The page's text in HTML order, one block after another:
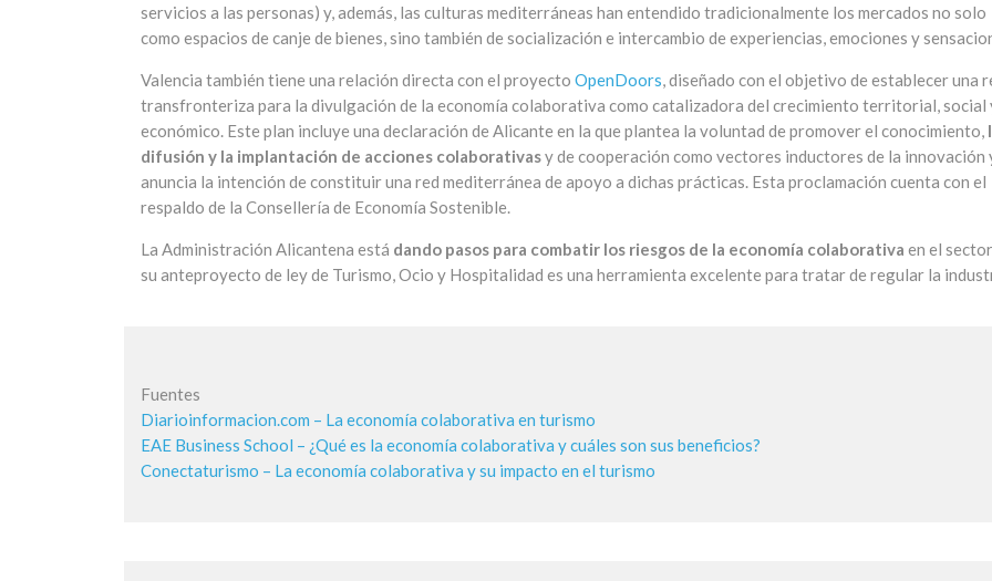
servicios a las personas) y, además, las culturas mediterráneas han entendido tradicionalmente los mercados no solo
como espacios de canje de bienes, sino también de socialización e intercambio de experiencias, emociones y
Valencia también tiene una relación directa con el proyecto OpenDoors , diseñado con el objetivo de establecer una
transfronteriza para la divulgación de la economía colaborativa como catalizadora del crecimiento territorial, social
económico. Este plan incluye una declaración de Alicante en la que plantea la voluntad de promover el conocimiento,
difusión y la implantación de acciones colaborativasy de cooperación como vectores inductores de la innovación
anuncia la intención de constituir una red mediterránea de apoyo a dichas prácticas. Esta proclamación cuenta con el
respaldo de la Consellería de Economía Sostenible.
La Administración Alicantena está dando pasos para combatir los riesgos de la economía colaborativa en el
su anteproyecto de ley de Turismo, Ocio y Hospitalidad es una herramienta excelente para tratar de regular la
Fuentes
Diarioinformacion.com – La economía colaborativa en turismo
EAE Business School – ¿Qué es la economía colaborativa y cuáles son sus beneficios?
Conectaturismo – La economía colaborativa y su impacto en el turismo